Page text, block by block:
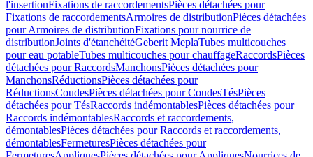
l'insertionFixations de raccordementsPièces détachées pour
Fixations de raccordementsArmoires de distributionPièces détachées
pour Armoires de distributionFixations pour nourrice de
distributionJoints d'étanchéitéGeberit MeplaTubes multicouches
pour eau potableTubes multicouches pour chauffageRaccordsPièces
détachées pour RaccordsManchonsPièces détachées pour
ManchonsRéductionsPièces détachées pour
RéductionsCoudesPièces détachées pour CoudesTésPièces
détachées pour TésRaccords indémontablesPièces détachées pour
Raccords indémontablesRaccords et raccordements,
démontablesPièces détachées pour Raccords et raccordements,
démontablesFermeturesPièces détachées pour